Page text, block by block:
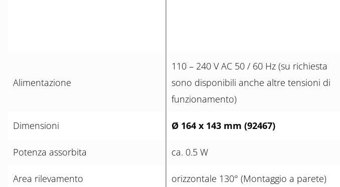
Alimentazione
110 – 240 V AC 50 / 60 Hz (su richiesta
sono disponibili anche altre tensioni di
funzionamento)
Dimensioni Ø 164 x 143 mm (92467)
Potenza assorbita ca. 0.5 W
Area rilevamento orizzontale 130° (Montaggio a parete)